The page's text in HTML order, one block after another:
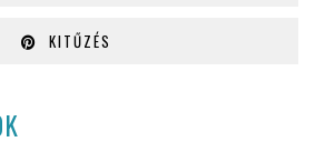
KITŰZÉS